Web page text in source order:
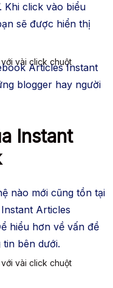
vài click chuột
vài click chuột
Khi click vào biểu
sẽ được hiển thị
Articles Instant
blogger hay người
Instant
nào mới cũng tồn tại
Articles
hiểu hơn về vấn đề
bên dưới.